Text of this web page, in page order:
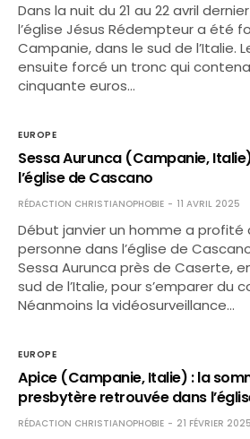
Dans la nuit du 21 au 22 avril
l’église Jésus Rédempteur a été
Campanie, dans le sud de l’Italie.
ensuite forcé un tronc qui
cinquante euros…
EUROPE
Sessa Aurunca (Campanie,
l’église de Cascano
RÉDACTION CHRISTIANOPHOBIE 11 AVRIL 2025
Début janvier un homme a profité
personne dans l’église de
Sessa Aurunca près de Caserte,
sud de l’Italie, pour s’emparer du
Néanmoins la vidéosurveillance…
EUROPE
Apice (Campanie, Italie) : la
presbytère retrouvée dans
RÉDACTION CHRISTIANOPHOBIE 21 FÉVRIER 2025